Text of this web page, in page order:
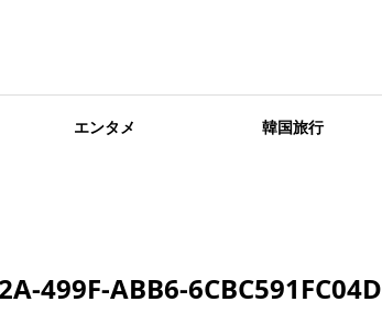
エンタメ 韓国旅行
499F-ABB6-6CBC591FC04D